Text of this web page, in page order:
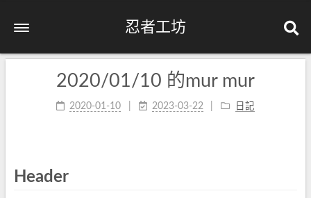
忍者工坊
2020/01/10 的mur mur
2020-01-10 2023-03-22 日記
Header